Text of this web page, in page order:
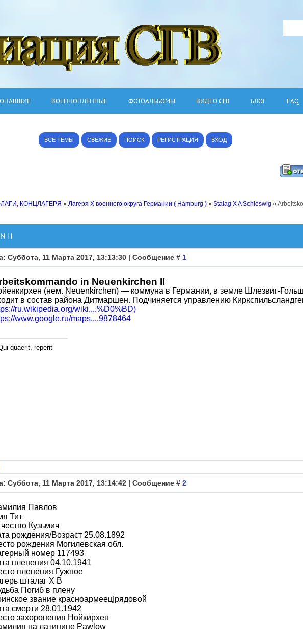
ВОЕННОПЛЕННЫЕ ФОТОАЛЬБОМЫ ВИДЕО СГВ БЛОГ FAQ
ВСЕ ТЕМЫ СВЕЖИЕ ПОИСК РЕГИСТРАЦИЯ ВХОД
КОНЦЛАГЕРЯ » Лагеря X военного округа Германии ( Hamburg ) » Stalag X A Schleswig »
II
Суббота, 11 Марта 2017, 13:13:30 | Сообщение # 1
in Neuenkirchen II
(нем. Neuenkirchen) — коммуна в Германии, в земле Шлезвиг-
в состав района Дитмаршен. Подчиняется управлению
ru.wikipedia.org/wiki....%D0%BD)
www.google.ru/maps....9878464
quaerit, reperit
Суббота, 11 Марта 2017, 13:14:42 | Сообщение # 2
Павлов
Тит
Кузьмич
рождения/Возраст 25.08.1892
рождения Могилевская обл.
номер 117493
пленения 04.10.1941
пленения Гужное
шталаг X B
Погиб в плену
звание красноармеец|рядовой
смерти 28.01.1942
захоронения Нойкирхен
на латинице Pawlow